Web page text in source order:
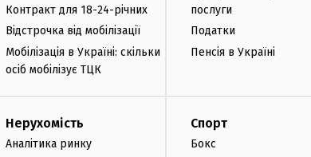
Контракт для 18-24-річних
Відстрочка від мобілізації
Мобілізація в Україні: скільки
осіб мобілізує ТЦК
послуги
Податки
Пенсія в Україні
Нерухомість
Аналітика ринку
Спорт
Бокс